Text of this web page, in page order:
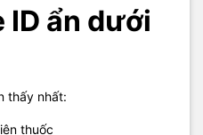
ID ẩn dưới
thấy nhất:
thuốc